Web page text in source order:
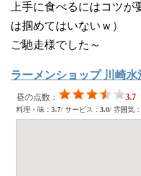
上手に食べるにはコツ
は掴めてはいないｗ）
ご馳走様でした～
ラーメンショップ 川崎水